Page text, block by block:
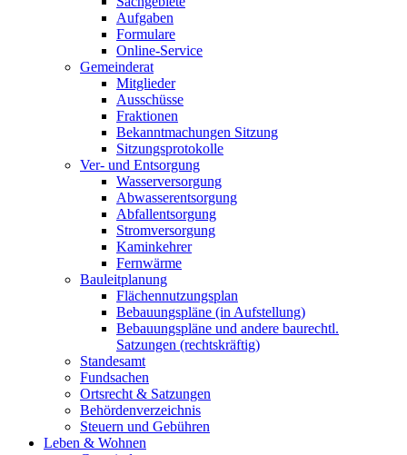
Aufgaben
Formulare
Online-Service
Gemeinderat
Mitglieder
Ausschüsse
Fraktionen
Bekanntmachungen Sitzung
Sitzungsprotokolle
Ver- und Entsorgung
Wasserversorgung
Abwasserentsorgung
Abfallentsorgung
Stromversorgung
Kaminkehrer
Fernwärme
Bauleitplanung
Flächennutzungsplan
Bebauungspläne (in Aufstellung)
Bebauungspläne und andere baurechtl.
Satzungen (rechtskräftig)
Standesamt
Fundsachen
Ortsrecht & Satzungen
Behördenverzeichnis
Steuern und Gebühren
Leben & Wohnen